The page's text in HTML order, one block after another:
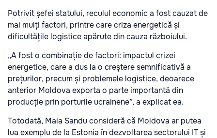
Potrivit șefei statului, reculul economic a fost cauzat de
mai mulți factori, printre care criza energetică și
dificultățile logistice apărute din cauza războiului.
„A fost o combinație de factori: impactul crizei
energetice, care a dus la o creștere semnificativă a
prețurilor, precum și problemele logistice, deoarece
anterior Moldova exporta o parte importantă din
producție prin porturile ucrainene”, a explicat ea.
Totodată, Maia Sandu consideră că Moldova ar putea
lua exemplu de la Estonia în dezvoltarea sectorului IT și